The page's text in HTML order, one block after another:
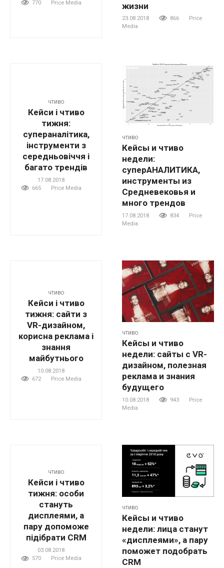
770
Price Media
жизни
23.08.2018 866
Price
Media
ЧТИВО
Кейси і чтиво
тижня:
супераналітика,
інструменти з
середньовіччя і
багато трендів
17.08.2018
665
Price Media
ЧТИВО
Кейсы и чтиво
недели:
суперАНАЛИТИКА,
инструменты из
Средневековья и
много трендов
17.08.2018 834
Price
Media
ЧТИВО
Кейси і чтиво
тижня: сайти з
VR-дизайном,
корисна реклама і
знання
майбутнього
10.08.2018
672
Price Media
ЧТИВО
Кейсы и чтиво
недели: сайты с VR-
дизайном, полезная
реклама и знания
будущего
10.08.2018 943
Price
Media
ЧТИВО
Кейси і чтиво
тижня: особи
стануть
дисплеями, а
пару допоможе
підібрати CRM
03.08.2018
570
Price Media
ЧТИВО
Кейсы и чтиво
недели: лица станут
«дисплеями», а пару
поможет подобрать
CRM